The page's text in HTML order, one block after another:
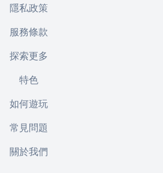
隱私政策
服務條款
探索更多
特色
如何遊玩
常見問題
關於我們